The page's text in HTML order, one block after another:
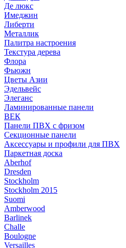
Де люкс
Имеджин
Либерти
Металлик
Палитра настроения
Текстура дерева
Флора
Фьюжн
Цветы Азии
Эдельвейс
Элеганс
Ламинированные панели
ВЕК
Панели ПВХ с фризом
Секционные панели
Аксессуары и профили для ПВХ
Паркетная доска
Aberhof
Dresden
Stockholm
Stockholm 2015
Suomi
Amberwood
Barlinek
Challe
Boulogne
Versailles